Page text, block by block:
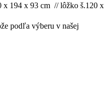
x 194 x 93 cm // lôžko š.120 x
podľa výberu v našej